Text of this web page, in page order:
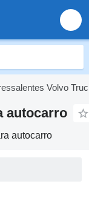
Volvo
autocarro
autocarro